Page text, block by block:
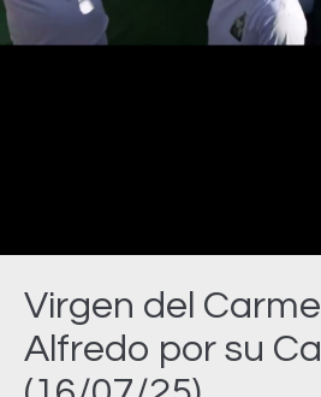
Virgen del
Alfredo por su